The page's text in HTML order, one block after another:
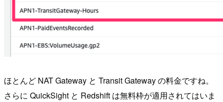
ほとんど NAT Gateway と Transit Gateway の料金ですね。
さらに QuickSight と Redshift は無料枠が適用されてはいま